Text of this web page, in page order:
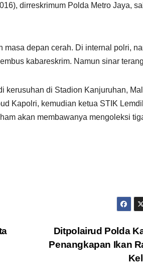
dirreskrimum Polda Metro Jaya,
depan cerah. Di internal polri,
kabareskrim. Namun sinar
kerusuhan di Stadion Kanjuruhan,
Kapolri, kemudian ketua STIK
akan membawanya mengoleksi
Ditpolairud Polda
Penangkapan Ikan